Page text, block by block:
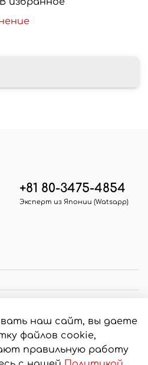
+81 80-3475-4854
Эксперт из Японии (Watsapp)
наш сайт, вы даете
файлов cookie,
правильную работу